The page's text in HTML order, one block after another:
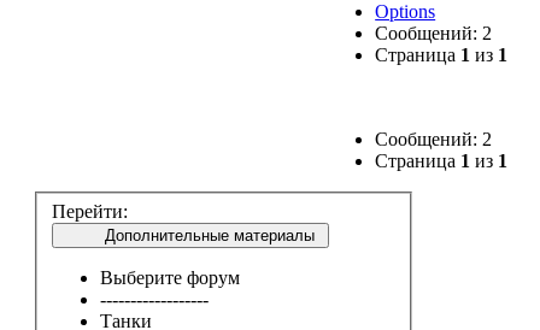
Options
Сообщений: 2
Страница 1 из 1
Сообщений: 2
Страница 1 из 1
Перейти:
Дополнительные материалы
Выберите форум
------------------
Танки